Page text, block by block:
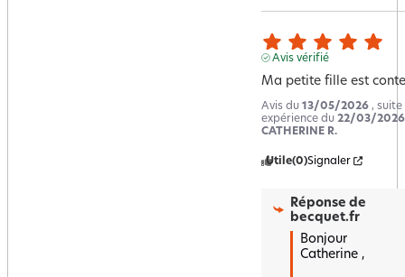
Avis vérifié
Ma petite fille est
Avis du 13/05/2026 , suite
expérience du 22/03/2026
CATHERINE R.
Utile(0)Signaler
Réponse de
becquet.fr
Bonjour
Catherine ,